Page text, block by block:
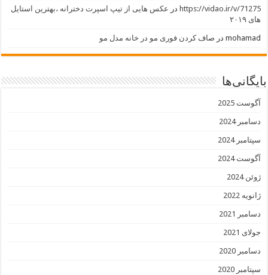
https://vidao.ir/v/71275 در عکس هایی از تیپ اسپرت دخترانه ،بهترین استایل
های ۲۰۱۹
mohamad در صاف کردن فوری مو در خانه مدل مو
بایگانی‌ها
آگوست 2025
دسامبر 2024
سپتامبر 2024
آگوست 2024
ژوئن 2024
ژانویه 2022
دسامبر 2021
جولای 2021
دسامبر 2020
سپتامبر 2020